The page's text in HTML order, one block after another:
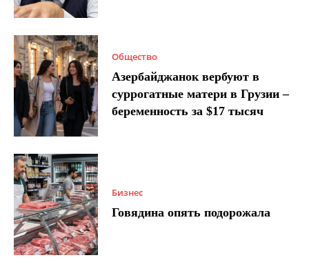
Общество
Азербайджанок вербуют в
суррогатные матери в Грузии –
беременность за $17 тысяч
Бизнес
Говядина опять подорожала